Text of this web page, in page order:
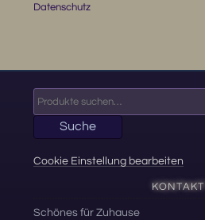
Datenschutz
Suche
nach:
Suche
Cookie Einstellung bearbeiten
KONTAKT
Schönes für Zuhause